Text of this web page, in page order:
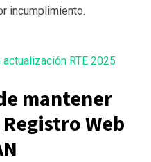
incumplimiento.
RTE 2025
mantener
Web